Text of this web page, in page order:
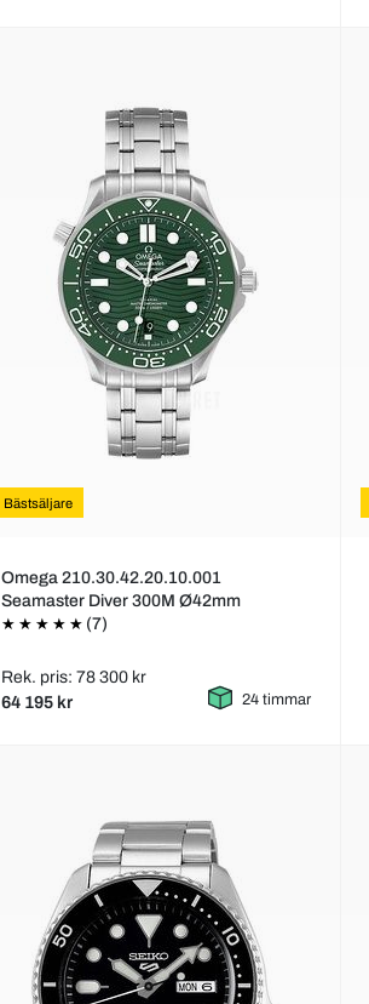
Bästsäljare
Omega 210.30.42.20.10.001
Seamaster Diver 300M Ø42mm
(7)
Rek. pris: 78 300 kr
64 195 kr 24 timmar